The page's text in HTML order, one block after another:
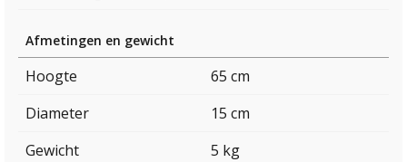
Afmetingen en gewicht
Hoogte
65 cm
Diameter
15 cm
Gewicht
5 kg